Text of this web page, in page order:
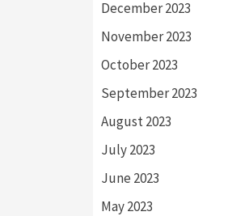
December 2023
November 2023
October 2023
September 2023
August 2023
July 2023
June 2023
May 2023